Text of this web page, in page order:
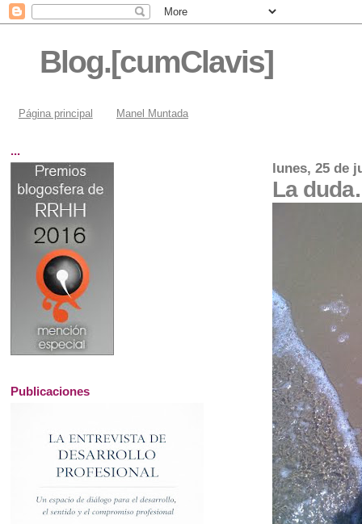
Blog.[cumClavis]
Página principal Manel Muntada
lunes, 25 de
La
...
Publicaciones